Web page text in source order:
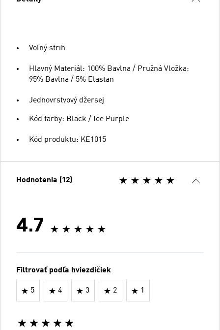
Voľný strih
Hlavný Materiál: 100% Bavlna / Pružná Vložka:
95% Bavlna / 5% Elastan
Jednovrstvový džersej
Kód farby: Black / Ice Purple
Kód produktu: KE1015
Hodnotenia (12)
4.7
Filtrovať podľa hviezdičiek
5 4 3 2 1